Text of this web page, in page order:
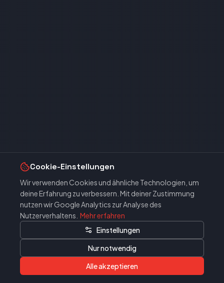
Cookie-Einstellungen
Wir verwenden Cookies und ähnliche Technologien, um
deine Erfahrung zu verbessern. Mit deiner Zustimmung
nutzen wir Google Analytics zur Analyse des
Nutzerverhaltens. Mehr erfahren
Einstellungen
Nur notwendig
Alle akzeptieren